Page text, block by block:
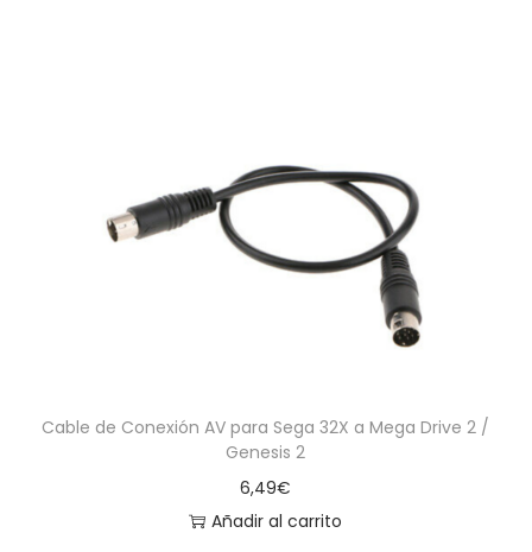
Cable de Conexión AV para Sega 32X a Mega Drive 2 /
Genesis 2
6,49€
Añadir al carrito